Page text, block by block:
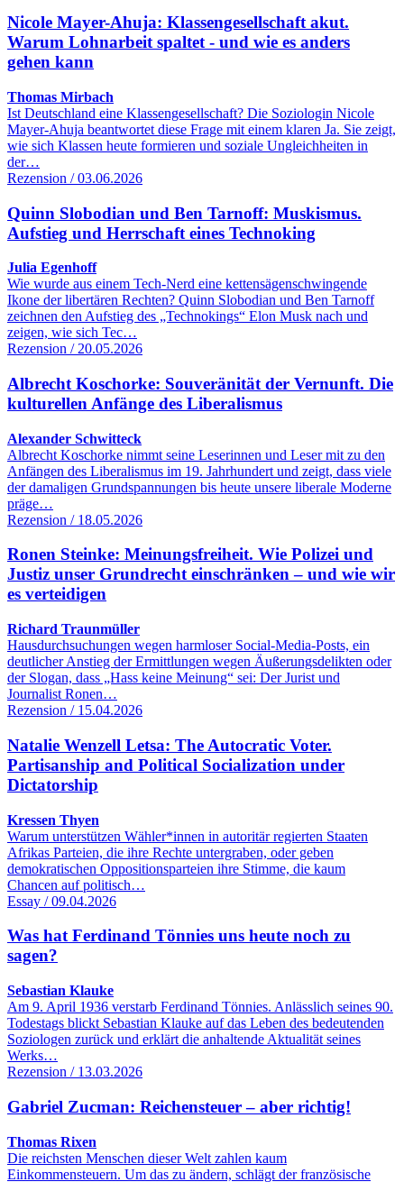
Nicole Mayer-Ahuja: Klassengesellschaft akut.
Warum Lohnarbeit spaltet - und wie es anders
gehen kann
Thomas Mirbach
Ist Deutschland eine Klassengesellschaft? Die Soziologin Nicole
Mayer-Ahuja beantwortet diese Frage mit einem klaren Ja. Sie zeigt,
wie sich Klassen heute formieren und soziale Ungleichheiten in
der…
Rezension / 03.06.2026
Quinn Slobodian und Ben Tarnoff: Muskismus.
Aufstieg und Herrschaft eines Technoking
Julia Egenhoff
Wie wurde aus einem Tech-Nerd eine kettensägenschwingende
Ikone der libertären Rechten? Quinn Slobodian und Ben Tarnoff
zeichnen den Aufstieg des „Technokings“ Elon Musk nach und
zeigen, wie sich Tec…
Rezension / 20.05.2026
Albrecht Koschorke: Souveränität der Vernunft. Die
kulturellen Anfänge des Liberalismus
Alexander Schwitteck
Albrecht Koschorke nimmt seine Leserinnen und Leser mit zu den
Anfängen des Liberalismus im 19. Jahrhundert und zeigt, dass viele
der damaligen Grundspannungen bis heute unsere liberale Moderne
präge…
Rezension / 18.05.2026
Ronen Steinke: Meinungsfreiheit. Wie Polizei und
Justiz unser Grundrecht einschränken – und wie wir
es verteidigen
Richard Traunmüller
Hausdurchsuchungen wegen harmloser Social-Media-Posts, ein
deutlicher Anstieg der Ermittlungen wegen Äußerungsdelikten oder
der Slogan, dass „Hass keine Meinung“ sei: Der Jurist und
Journalist Ronen…
Rezension / 15.04.2026
Natalie Wenzell Letsa: The Autocratic Voter.
Partisanship and Political Socialization under
Dictatorship
Kressen Thyen
Warum unterstützen Wähler*innen in autoritär regierten Staaten
Afrikas Parteien, die ihre Rechte untergraben, oder geben
demokratischen Oppositionsparteien ihre Stimme, die kaum
Chancen auf politisch…
Essay / 09.04.2026
Was hat Ferdinand Tönnies uns heute noch zu
sagen?
Sebastian Klauke
Am 9. April 1936 verstarb Ferdinand Tönnies. Anlässlich seines 90.
Todestags blickt Sebastian Klauke auf das Leben des bedeutenden
Soziologen zurück und erklärt die anhaltende Aktualität seines
Werks…
Rezension / 13.03.2026
Gabriel Zucman: Reichensteuer – aber richtig!
Thomas Rixen
Die reichsten Menschen dieser Welt zahlen kaum
Einkommensteuern. Um das zu ändern, schlägt der französische